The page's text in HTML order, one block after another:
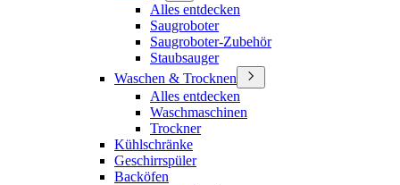
Alles entdecken
Saugroboter
Saugroboter-Zubehör
Staubsauger
Waschen & Trocknen
Alles entdecken
Waschmaschinen
Trockner
Kühlschränke
Geschirrspüler
Backöfen